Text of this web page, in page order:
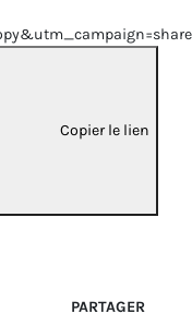
Copier le lien
PARTAGER